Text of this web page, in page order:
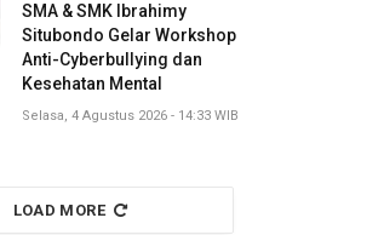
SMA & SMK Ibrahimy
Situbondo Gelar Workshop
Anti-Cyberbullying dan
Kesehatan Mental
Selasa, 4 Agustus 2026 - 14:33 WIB
LOAD MORE